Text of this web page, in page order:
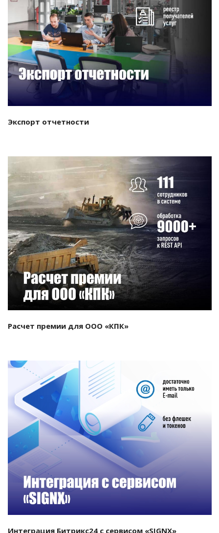
Смотреть проект
Экспорт отчетности
Смотреть проект
Расчет премии для ООО «КПК»
Смотреть проект
Интеграция Битрикс24 с сервисом «SIGNX»